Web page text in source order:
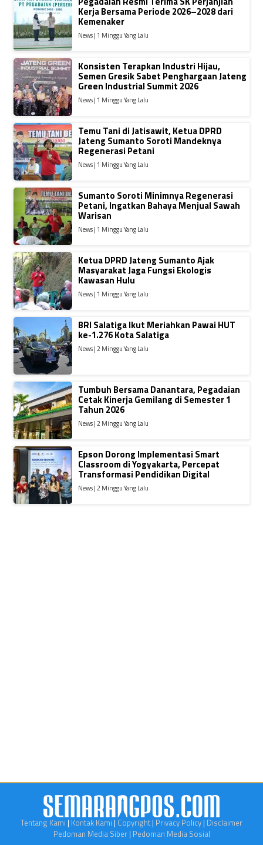
Kerja Bersama Periode 2026–2028 dari
Kemenaker
News | 1 Minggu Yang Lalu
Konsisten Terapkan Industri Hijau,
Semen Gresik Sabet Penghargaan Jateng
Green Industrial Summit 2026
News | 1 Minggu Yang Lalu
Temu Tani di Jatisawit, Ketua DPRD
Jateng Sumanto Soroti Mandeknya
Regenerasi Petani
News | 1 Minggu Yang Lalu
Sumanto Soroti Minimnya Regenerasi
Petani, Ingatkan Bahaya Menjual Sawah
Warisan
News | 1 Minggu Yang Lalu
Ketua DPRD Jateng Sumanto Ajak
Masyarakat Jaga Fungsi Ekologis
Kawasan Hulu
News | 1 Minggu Yang Lalu
BRI Salatiga Ikut Meriahkan Pawai HUT
ke-1.276 Kota Salatiga
News | 2 Minggu Yang Lalu
Tumbuh Bersama Danantara, Pegadaian
Cetak Kinerja Gemilang di Semester 1
Tahun 2026
News | 2 Minggu Yang Lalu
Epson Dorong Implementasi Smart
Classroom di Yogyakarta, Percepat
Transformasi Pendidikan Digital
News | 2 Minggu Yang Lalu
Tentang Kami | Kontak Kami | Copyright | Privacy Policy | Disclaimer
Pedoman Media Siber| Pedoman Media Sosial